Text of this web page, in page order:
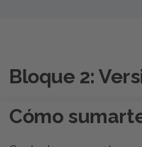
Bloque 2:
Cómo